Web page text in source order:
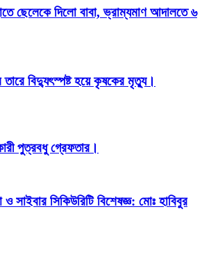
ছেলেকে দিলো বাবা, ভ্রাম্যমাণ আদালতে ৬
তারে বিদ্যুৎস্পষ্ট হয়ে কৃষকের মৃত্যু।
পুত্রবধু গ্রেফতার।
সিকিউরিটি বিশেষজ্ঞ: মোঃ হাবিবুর